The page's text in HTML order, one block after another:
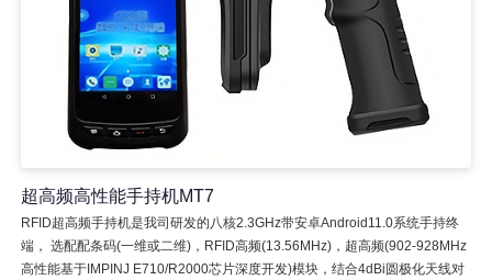
超高频高性能手持机MT7
RFID超高频手持机是我司研发的八核2.3GHz带安卓Android11.0系统手持终
端， 选配配条码(一维或二维)，RFID高频(13.56MHz)，超高频(902-928MHz
高性能基于IMPINJ E710/R2000芯片深度开发)模块，结合4dBi圆极化天线对